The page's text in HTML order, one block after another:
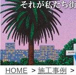
HOME 施工事例